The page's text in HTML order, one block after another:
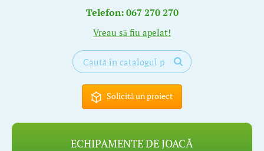
Telefon: 067 270 270
Vreau să fiu apelat!
Solicită un proiect
ECHIPAMENTE DE JOACĂ